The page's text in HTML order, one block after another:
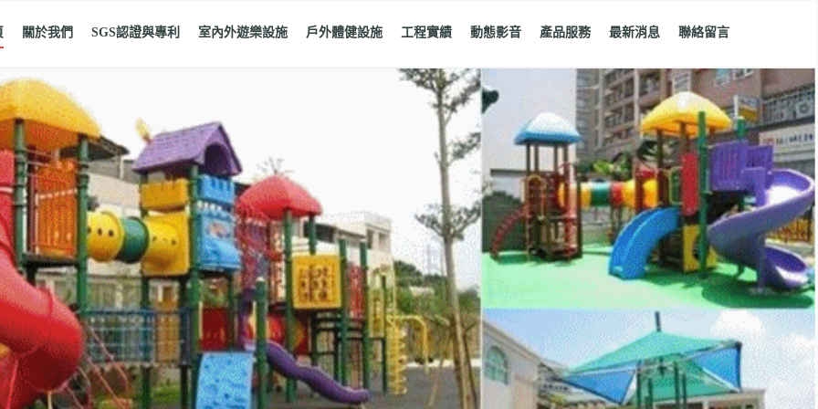
關於我們 SGS認證與專利 室內外遊樂設施 戶外體健設施 工程實績 動態影音 產品服務 最新消息 聯絡留言